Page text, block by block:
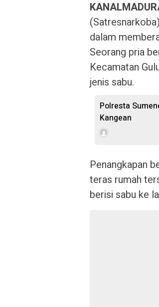
dalam
Seorang pria
Kecamatan
jenis sabu.
Polresta
Kangean
Penangkapan
teras rumah
berisi sabu ke